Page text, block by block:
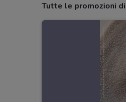
Tutte le promozioni di